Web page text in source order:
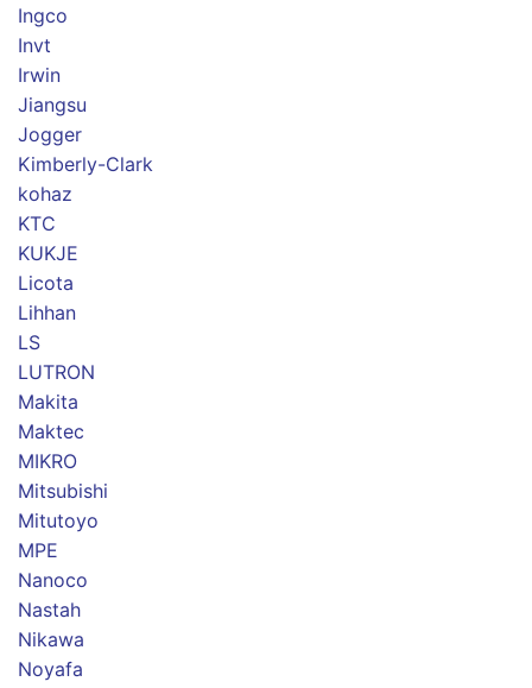
Ingco
Invt
Irwin
Jiangsu
Jogger
Kimberly-Clark
kohaz
KTC
KUKJE
Licota
Lihhan
LS
LUTRON
Makita
Maktec
MIKRO
Mitsubishi
Mitutoyo
MPE
Nanoco
Nastah
Nikawa
Noyafa